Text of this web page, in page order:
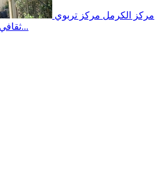
مركز الكرمل مركز تربوي
ثقافي وجماهيري يضم جمعيات...